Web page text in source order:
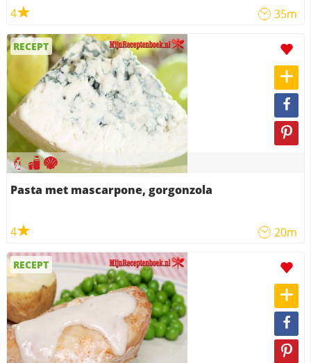
4
35m
RECEPT
Pasta met mascarpone, gorgonzola
4 20m
RECEPT